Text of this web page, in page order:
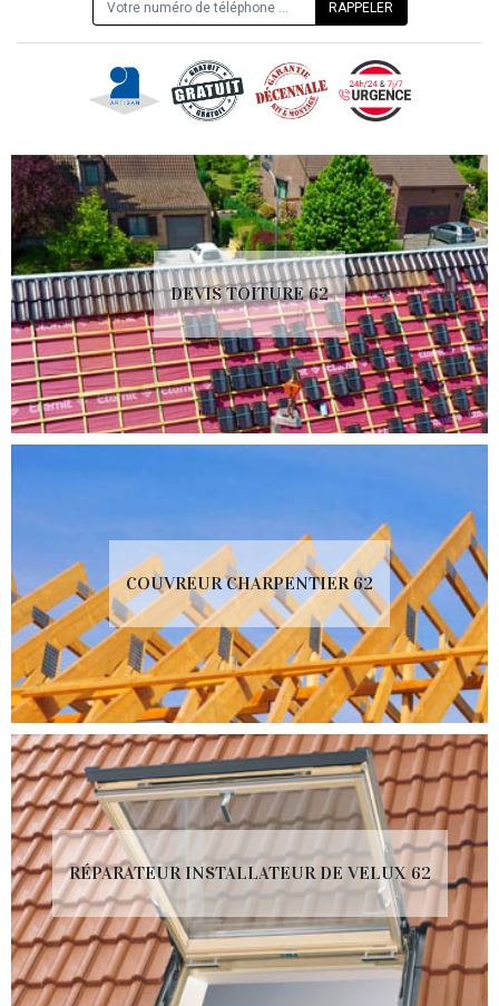
DEVIS TOITURE 62
COUVREUR CHARPENTIER 62
RÉPARATEUR INSTALLATEUR DE VELUX 62